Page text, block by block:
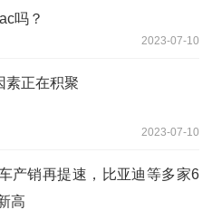
吗？
2023-07-10
素正在积聚
2023-07-10
产销再提速，比亚迪等多家6
高